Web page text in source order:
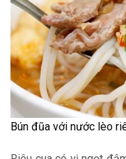
Bún đũa với nước lèo